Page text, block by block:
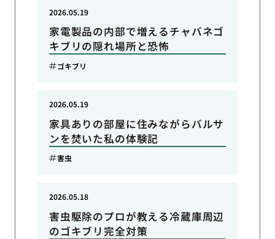
家電製品の内部で増えるチャバネゴ
キブリの隠れ場所と恐怖
2026.05.19
ゴキブリ
家具ありの部屋に住みながらバルサ
ンを焚いた私の体験記
2026.05.19
害虫
害虫駆除のプロが教える冷蔵庫周辺
のゴキブリ完全対策
2026.05.18